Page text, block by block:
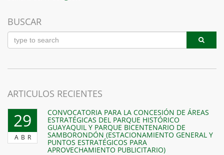
de
entradas
BUSCAR
ARTICULOS RECIENTES
29
ABR
CONVOCATORIA PARA LA CONCESIÓN DE ÁREAS
ESTRATÉGICAS DEL PARQUE HISTÓRICO
GUAYAQUIL Y PARQUE BICENTENARIO DE
SAMBORONDÓN (ESTACIONAMIENTO GENERAL Y
PUNTOS ESTRATÉGICOS PARA
APROVECHAMIENTO PUBLICITARIO)